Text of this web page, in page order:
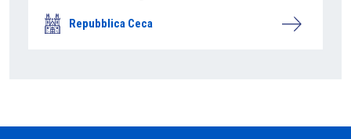
Repubblica Ceca